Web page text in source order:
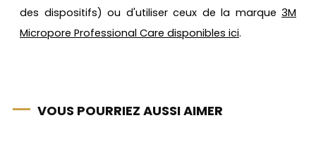
des dispositifs) ou d'utiliser ceux de la marque 3M
Micropore Professional Care disponibles ici.
VOUS POURRIEZ AUSSI AIMER